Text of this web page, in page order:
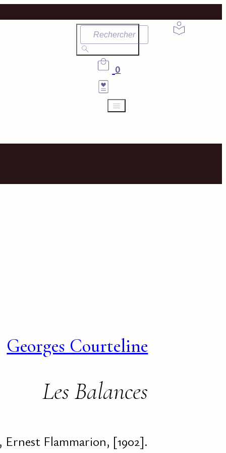
Rechercher
0
Georges Courteline
Les Balances
Ernest Flammarion, [1902].